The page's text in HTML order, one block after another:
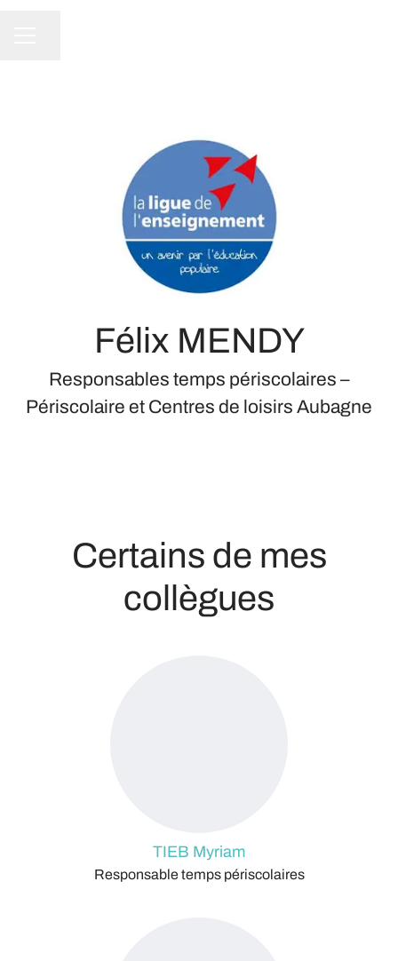
Félix MENDY
Responsables temps périscolaires –
Périscolaire et Centres de loisirs Aubagne
Certains de mes
collègues
TIEB Myriam
Responsable temps périscolaires